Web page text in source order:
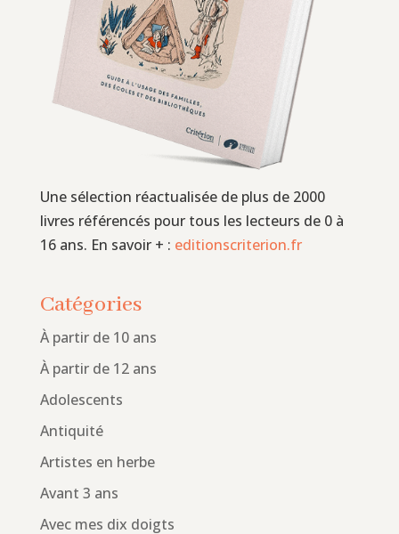
Une sélection réactualisée de plus de 2000
livres référencés pour tous les lecteurs de 0 à
16 ans. En savoir + : editionscriterion.fr
Catégories
À partir de 10 ans
À partir de 12 ans
Adolescents
Antiquité
Artistes en herbe
Avant 3 ans
Avec mes dix doigts